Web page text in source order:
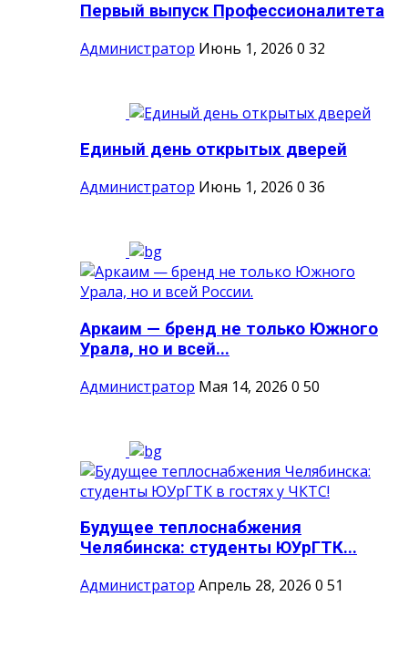
Первый выпуск Профессионалитета
Администратор Июнь 1, 2026 0 32
Единый день открытых дверей
Администратор Июнь 1, 2026 0 36
Аркаим — бренд не только Южного
Урала, но и всей...
Администратор Мая 14, 2026 0 50
Будущее теплоснабжения
Челябинска: студенты ЮУрГТК...
Администратор Апрель 28, 2026 0 51